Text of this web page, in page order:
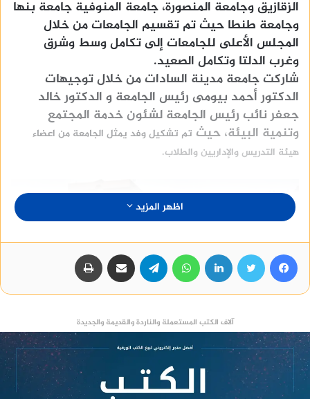
الزقازيق وجامعة المنصورة، جامعة المنوفية جامعة بنها
وجامعة طنطا حيث تم تقسيم الجامعات من خلال
المجلس الأعلى للجامعات إلى تكامل وسط وشرق
وغرب الدلتا وتكامل الصعيد.
شاركت جامعة مدينة السادات من خلال توجيهات
الدكتور أحمد بيومى رئيس الجامعة و الدكتور خالد
جعفر نائب رئيس الجامعة لشئون خدمة المجتمع
وتنمية البيئة، حيث تم تشكيل وفد يمثل الجامعة من اعضاء
هيئة التدريس والإداريين والطلاب.
اظهر المزيد
آلاف الكتب المستعملة والناردة والقديمة والجديدة